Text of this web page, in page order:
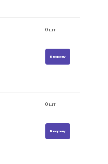
0шт
В корзину
0шт
В корзину